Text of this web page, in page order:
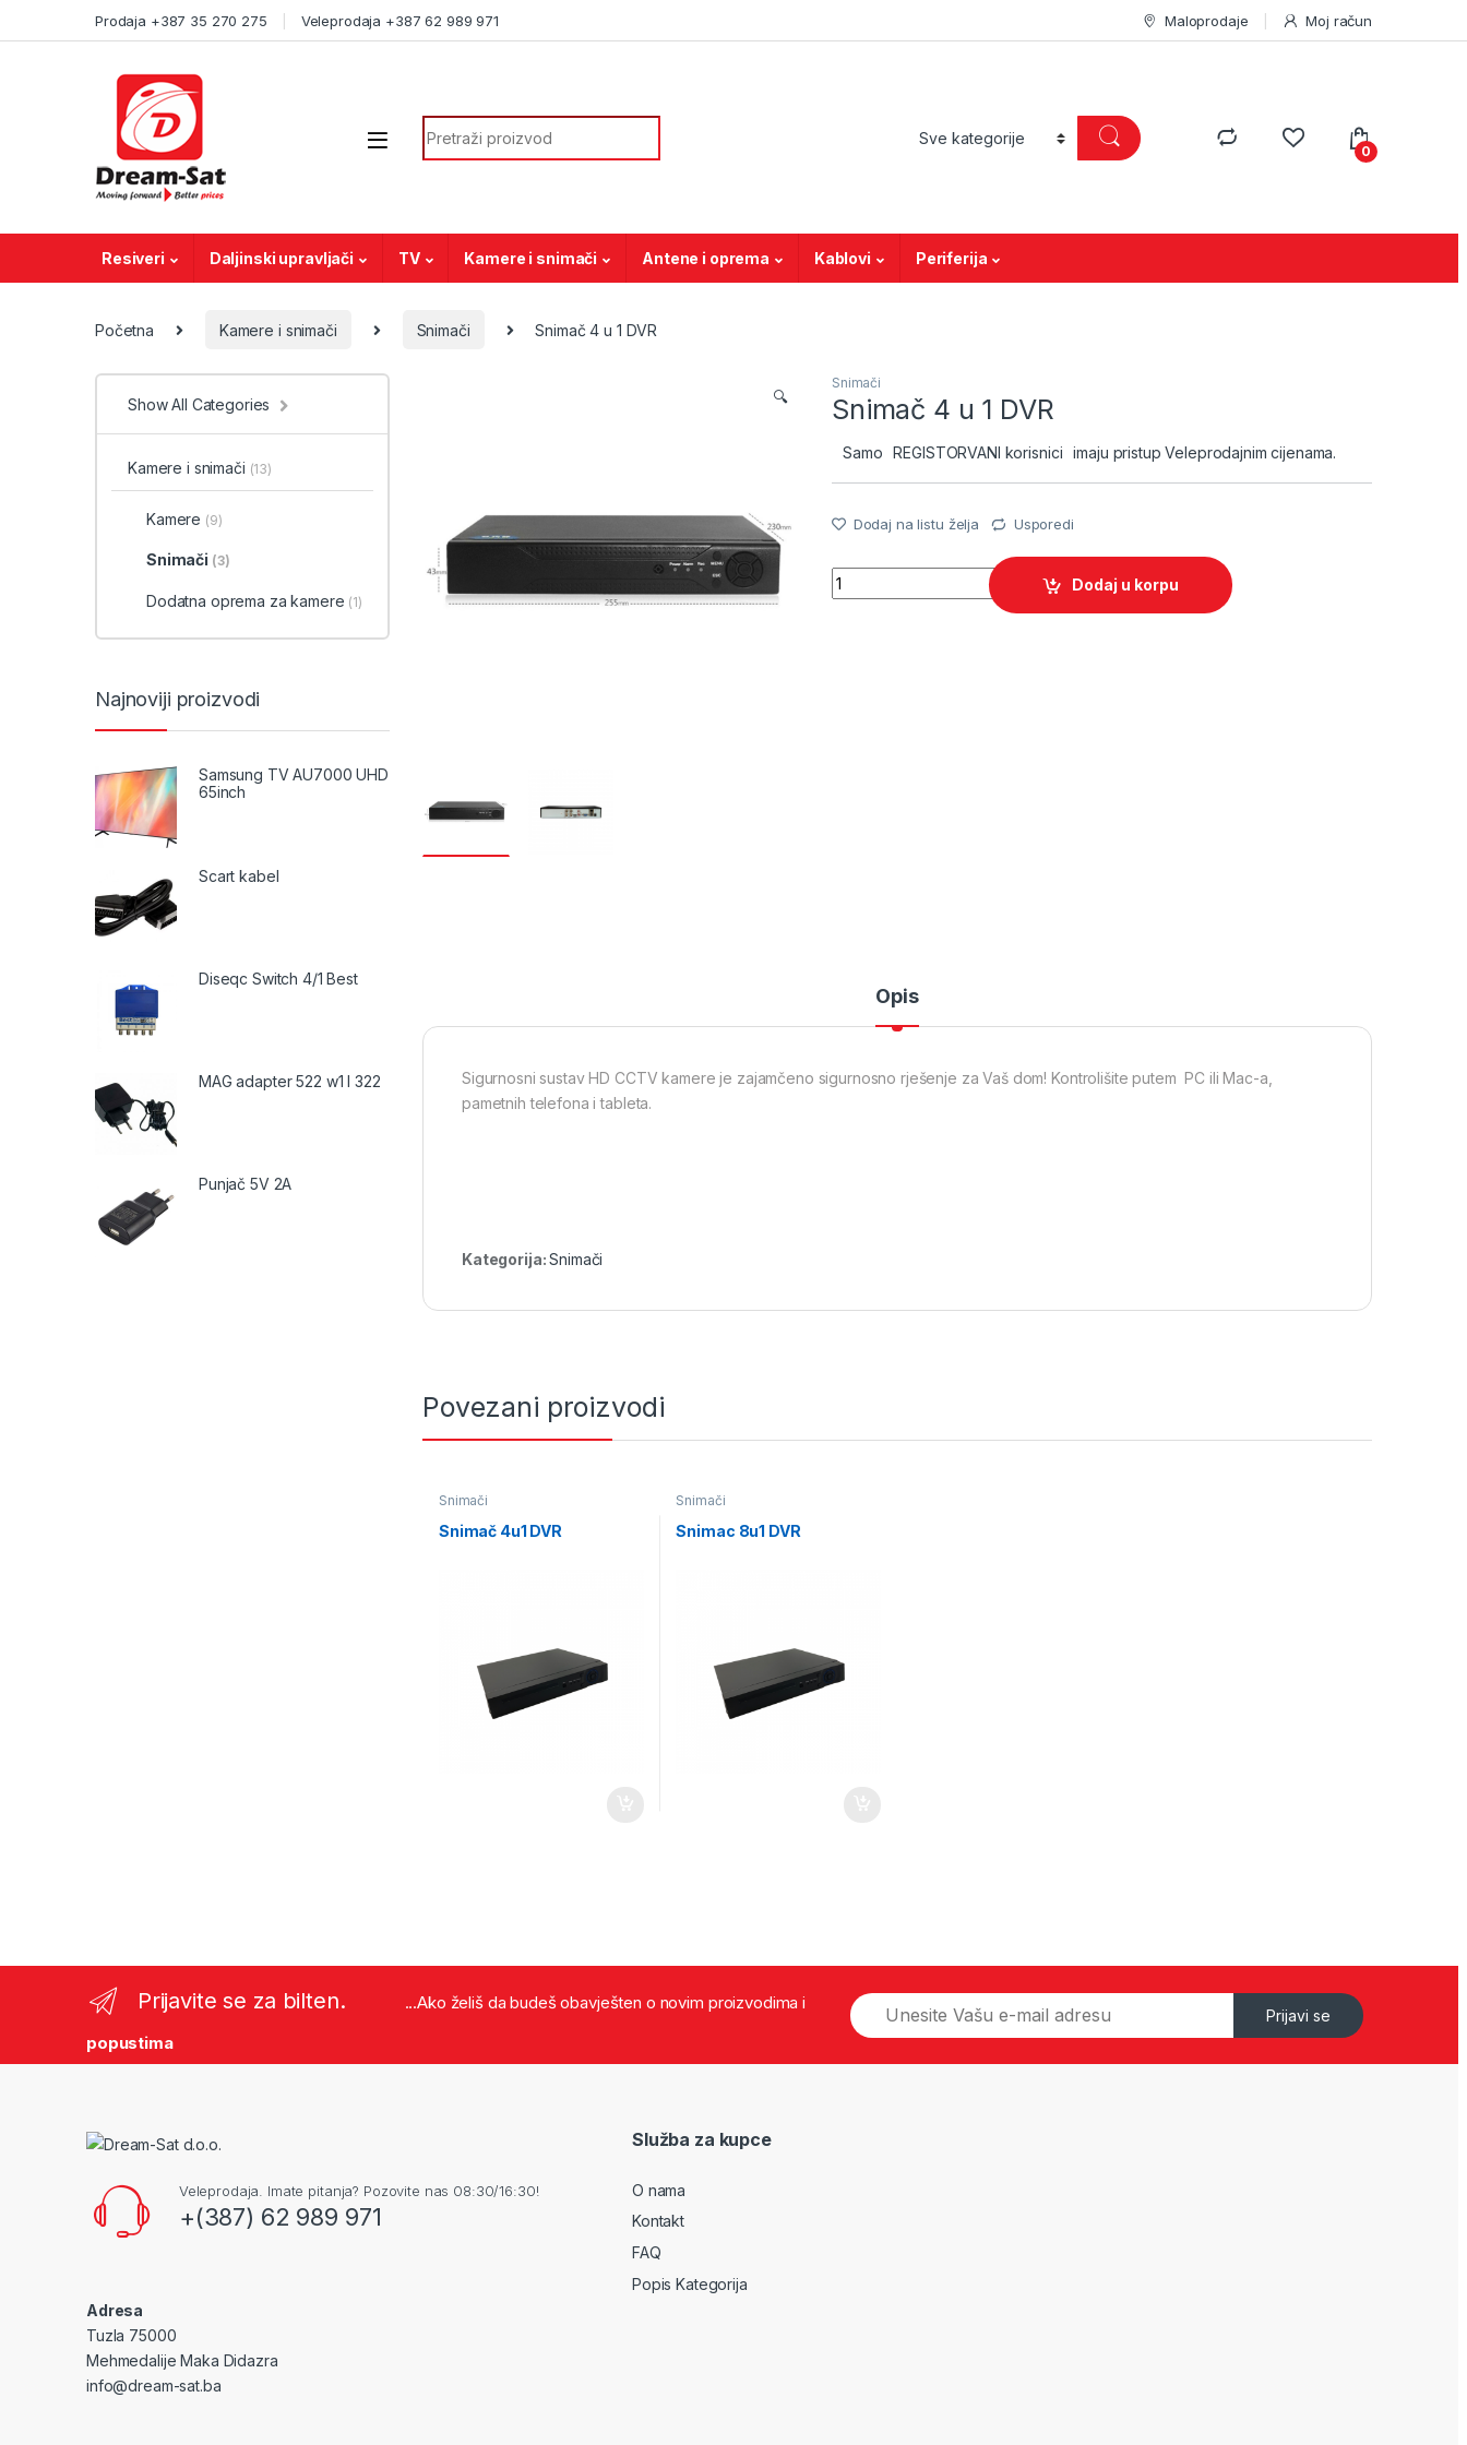
Prodaja +387 35 270 275 Veleprodaja +387 62 989 971 Maloprodaje Moj račun
Search for:
0
Resiveri Daljinski upravljači TV Kamere i snimači Antene i oprema Kablovi Periferija
Početna Kamere i snimači Snimači Snimač 4 u 1 DVR
🔍
Snimači
Snimač 4 u 1 DVR
Samo REGISTORVANI korisnici imaju pristup Veleprodajnim cijenama.
Dodaj na listu želja Usporedi
Quantity
Dodaj u korpu
Opis
Sigurnosni sustav HD CCTV kamere je zajamčeno sigurnosno rješenje za Vaš dom! Kontrolišite putem PC ili Mac-a,
pametnih telefona i tableta.
Kategorija:Snimači
Povezani proizvodi
Snimači
Snimač 4u1 DVR
Snimači
Snimac 8u1 DVR
Show All Categories
Kamere i snimači (13)
Kamere (9)
Snimači (3)
Dodatna oprema za kamere (1)
Najnoviji proizvodi
Samsung TV AU7000 UHD
65inch
Scart kabel
Diseqc Switch 4/1 Best
MAG adapter 522 w1 I 322
Punjač 5V 2A
Prijavite se za bilten.
...Ako želiš da budeš obavješten o novim proizvodima i
popustima
Prijavi se
Veleprodaja. Imate pitanja? Pozovite nas 08:30/16:30!
+(387) 62 989 971
Adresa
Tuzla 75000
Mehmedalije Maka Didazra
info@dream-sat.ba
Služba za kupce
O nama
Kontakt
FAQ
Popis Kategorija